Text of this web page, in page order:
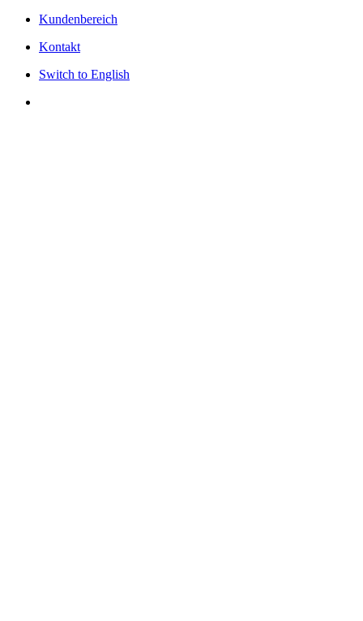
Kundenbereich
Kontakt
Switch to English